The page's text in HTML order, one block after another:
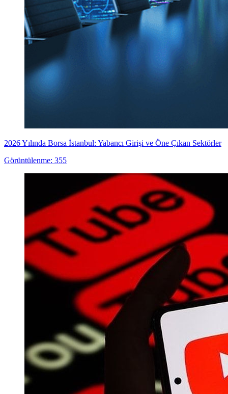
2026 Yılında Borsa İstanbul: Yabancı Girişi ve Öne Çıkan Sektörler
Görüntülenme: 355